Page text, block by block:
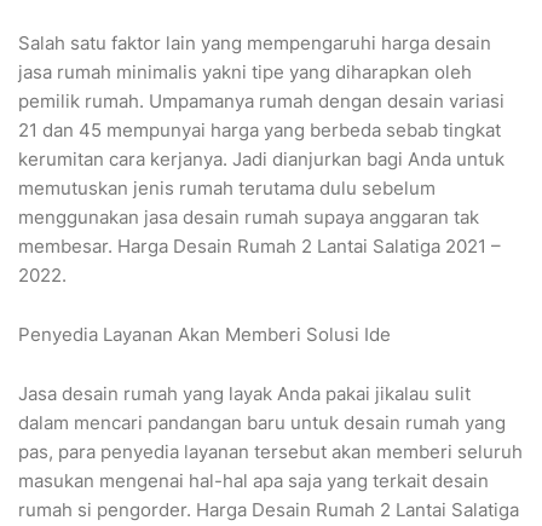
Salah satu faktor lain yang mempengaruhi harga desain
jasa rumah minimalis yakni tipe yang diharapkan oleh
pemilik rumah. Umpamanya rumah dengan desain variasi
21 dan 45 mempunyai harga yang berbeda sebab tingkat
kerumitan cara kerjanya. Jadi dianjurkan bagi Anda untuk
memutuskan jenis rumah terutama dulu sebelum
menggunakan jasa desain rumah supaya anggaran tak
membesar. Harga Desain Rumah 2 Lantai Salatiga 2021 –
2022.
Penyedia Layanan Akan Memberi Solusi Ide
Jasa desain rumah yang layak Anda pakai jikalau sulit
dalam mencari pandangan baru untuk desain rumah yang
pas, para penyedia layanan tersebut akan memberi seluruh
masukan mengenai hal-hal apa saja yang terkait desain
rumah si pengorder. Harga Desain Rumah 2 Lantai Salatiga